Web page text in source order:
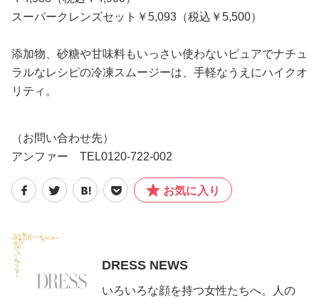
スーパークレンズセット￥5,093（税込￥5,500）
添加物、砂糖や甘味料もいっさい使わないピュアでナチュ
ラルなレシピの冷凍スムージーは、手軽なうえにハイクオ
リティ。
（お問い合わせ先）
アンファー TEL0120-722-002
お気に入り
DRESS NEWS
いろいろな顔を持つ女性たちへ。人の